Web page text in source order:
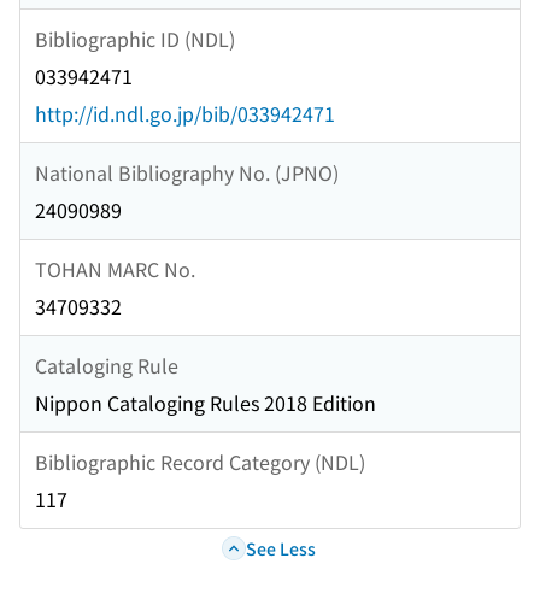
Bibliographic ID (NDL)
033942471
http://id.ndl.go.jp/bib/033942471
National Bibliography No. (JPNO)
24090989
TOHAN MARC No.
34709332
Cataloging Rule
Nippon Cataloging Rules 2018 Edition
Bibliographic Record Category (NDL)
117
See Less